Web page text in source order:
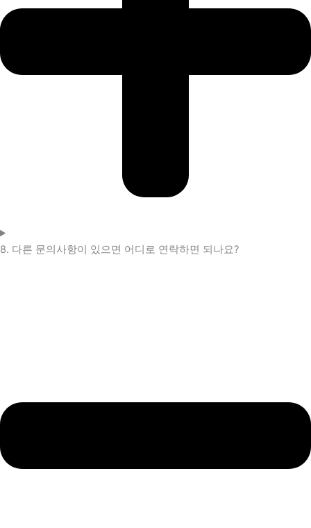
8. 다른 문의사항이 있으면 어디로 연락하면 되나요?